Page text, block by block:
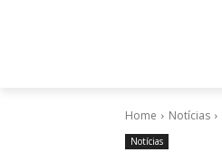
Home Notícias
Notícias